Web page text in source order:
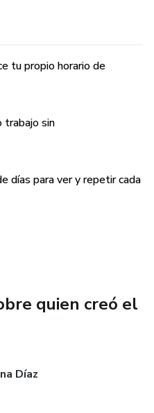
tu propio horario de
trabajo sin
días para ver y repetir cada
quien creó el
Díaz